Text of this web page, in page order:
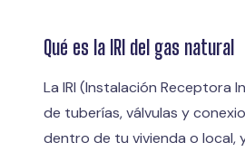
Qué es la IRI del gas natural
La IRI (Instalación Receptora
de tuberías, válvulas y
dentro de tu vivienda o local,